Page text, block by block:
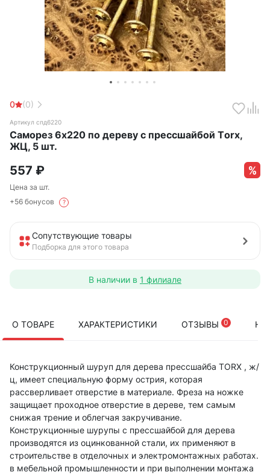
0 (0)
Артикул спд6220
Саморез 6х220 по дереву с прессшайбой Тorx,
ЖЦ, 5 шт.
557 ₽
Цена за шт.
+56 бонусов
?
Сопутствующие товары
Подборка для этого товара
В наличии в 1 филиале
О ТОВАРЕ ХАРАКТЕРИСТИКИ ОТЗЫВЫ 0
Конструкционный шуруп для дерева прессшайба TORX , ж/
ц, имеет специальную форму острия, которая
рассверливает отверстие в материале. Фреза на ножке
защищает проходное отверстие в дереве, тем самым
снижая трение и облегчая закручивание.
Конструкционные шурупы с прессшайбой для дерева
производятся из оцинкованной стали, их применяют в
строительстве в отделочных и электромонтажных работах.
в мебельной промышленности и при выполнении монтажа